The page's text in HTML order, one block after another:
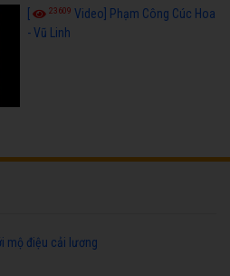
23609 Video] Phạm Công Cúc Hoa
- Vũ Linh
mộ điệu cải lương